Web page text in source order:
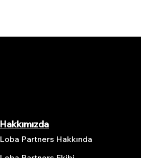
Hakkımızda
Loba Partners Hakkında